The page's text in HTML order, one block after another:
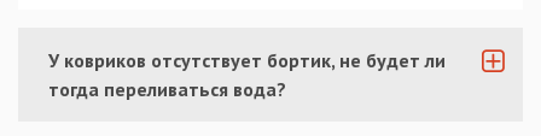
У ковриков отсутствует бортик, не будет ли
тогда переливаться вода?